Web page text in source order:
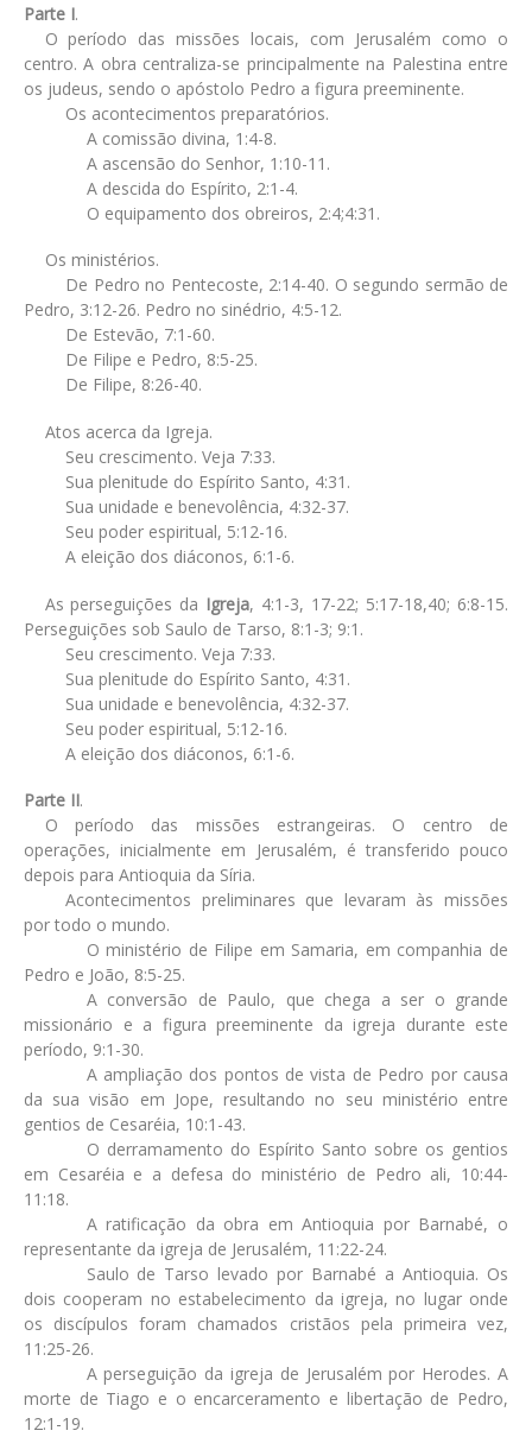
Parte I.
O período das missões locais, com Jerusalém como o
centro. A obra centraliza-se principalmente na Palestina entre
os judeus, sendo o apóstolo Pedro a figura preeminente.
Os acontecimentos preparatórios.
A comissão divina, 1:4-8.
A ascensão do Senhor, 1:10-11.
A descida do Espírito, 2:1-4.
O equipamento dos obreiros, 2:4;4:31.
Os ministérios.
De Pedro no Pentecoste, 2:14-40. O segundo sermão de
Pedro, 3:12-26. Pedro no sinédrio, 4:5-12.
De Estevão, 7:1-60.
De Filipe e Pedro, 8:5-25.
De Filipe, 8:26-40.
Atos acerca da Igreja.
Seu crescimento. Veja 7:33.
Sua plenitude do Espírito Santo, 4:31.
Sua unidade e benevolência, 4:32-37.
Seu poder espiritual, 5:12-16.
A eleição dos diáconos, 6:1-6.
As perseguições da Igreja, 4:1-3, 17-22; 5:17-18,40; 6:8-15.
Perseguições sob Saulo de Tarso, 8:1-3; 9:1.
Seu crescimento. Veja 7:33.
Sua plenitude do Espírito Santo, 4:31.
Sua unidade e benevolência, 4:32-37.
Seu poder espiritual, 5:12-16.
A eleição dos diáconos, 6:1-6.
Parte II.
O período das missões estrangeiras. O centro de
operações, inicialmente em Jerusalém, é transferido pouco
depois para Antioquia da Síria.
Acontecimentos preliminares que levaram às missões
por todo o mundo.
O ministério de Filipe em Samaria, em companhia de
Pedro e João, 8:5-25.
A conversão de Paulo, que chega a ser o grande
missionário e a figura preeminente da igreja durante este
período, 9:1-30.
A ampliação dos pontos de vista de Pedro por causa
da sua visão em Jope, resultando no seu ministério entre
gentios de Cesaréia, 10:1-43.
O derramamento do Espírito Santo sobre os gentios
em Cesaréia e a defesa do ministério de Pedro ali, 10:44-
11:18.
A ratificação da obra em Antioquia por Barnabé, o
representante da igreja de Jerusalém, 11:22-24.
Saulo de Tarso levado por Barnabé a Antioquia. Os
dois cooperam no estabelecimento da igreja, no lugar onde
os discípulos foram chamados cristãos pela primeira vez,
11:25-26.
A perseguição da igreja de Jerusalém por Herodes. A
morte de Tiago e o encarceramento e libertação de Pedro,
12:1-19.